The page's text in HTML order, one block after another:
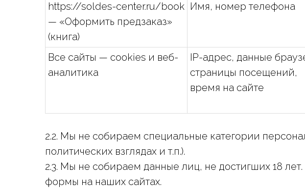
https://soldes-center.ru/book
— «Оформить предзаказ»
(книга)
Имя, номер телефона
Все сайты — cookies и веб-
аналитика
IP-адрес, данные
страницы посещений,
время на сайте
2.2. Мы не собираем специальные категории
политических взглядах и т.п.).
2.3. Мы не собираем данные лиц, не достигших 18
формы на наших сайтах.